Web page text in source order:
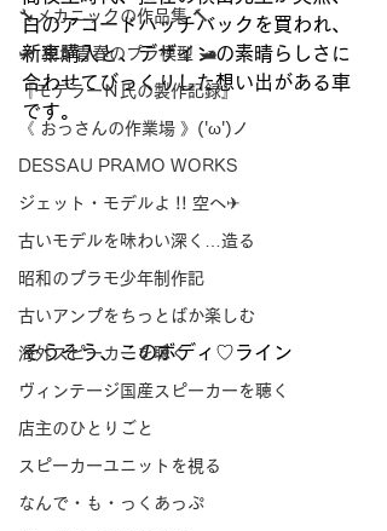
🔧メカニックの作品集 🔨
🛩 我が青春のプラ模型 🛥
『モデラーＮ氏の製作記録』
《 おっさんの作業場 》('ω')ノ
DESSAU PRAMO WORKS
ジェット・モデルよ !! 空へ✈
古いモデルを味わい深く…造る
昭和のプラモ少年制作記
古いアンプをちっとばか楽しむ
海外スピーカーを聴く
ヴィンテージ国産スピーカーを聴く
店主のひとりごと
スピーカーユニットを視る
なんで・も・っくあっぷ
白のアコードハッチバックを買われ、
新車購入と、デザインの素晴らしさに
合わせてびっくりした想い出がある車
です。
そうそう、このボディ♡ライン